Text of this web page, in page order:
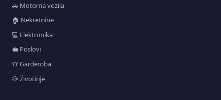
🚗 Motorna vozila
🏠 Nekretnine
💻 Elektronika
💼 Poslovi
👕 Garderoba
🐶 Životinje